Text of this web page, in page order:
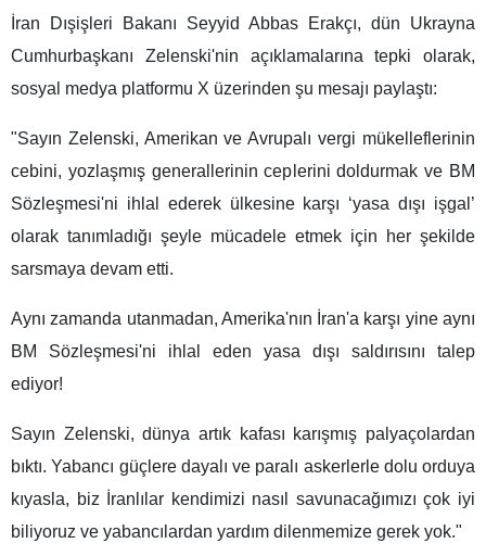
İran Dışişleri Bakanı Seyyid Abbas Erakçı, dün Ukrayna
Cumhurbaşkanı Zelenski'nin açıklamalarına tepki olarak,
sosyal medya platformu X üzerinden şu mesajı paylaştı:
"Sayın Zelenski, Amerikan ve Avrupalı ​​vergi mükelleflerinin
cebini, yozlaşmış generallerinin ceplerini doldurmak ve BM
Sözleşmesi'ni ihlal ederek ülkesine karşı ‘yasa dışı işgal’
olarak tanımladığı şeyle mücadele etmek için her şekilde
sarsmaya devam etti.
Aynı zamanda utanmadan, Amerika'nın İran'a karşı yine aynı
BM Sözleşmesi'ni ihlal eden yasa dışı saldırısını talep
ediyor!
Sayın Zelenski, dünya artık kafası karışmış palyaçolardan
bıktı. Yabancı güçlere dayalı ve paralı askerlerle dolu orduya
kıyasla, biz İranlılar kendimizi nasıl savunacağımızı çok iyi
biliyoruz ve yabancılardan yardım dilenmemize gerek yok."